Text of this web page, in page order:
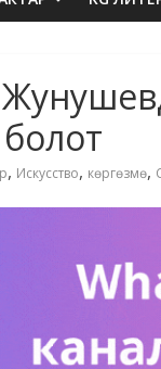
болот
, Искусство, көргөзмө,